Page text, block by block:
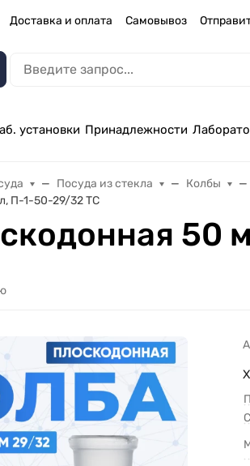
Доставка и оплата Самовывоз
установки Принадлежности
Посуда из стекла Колбы
П-1-50-29/32 ТС
50